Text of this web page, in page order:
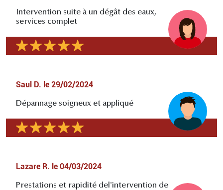
Intervention suite à un dégât des eaux,
services complet
Saul D. le 29/02/2024
Dépannage soigneux et appliqué
Lazare R. le 04/03/2024
Prestations et rapidité del'intervention de